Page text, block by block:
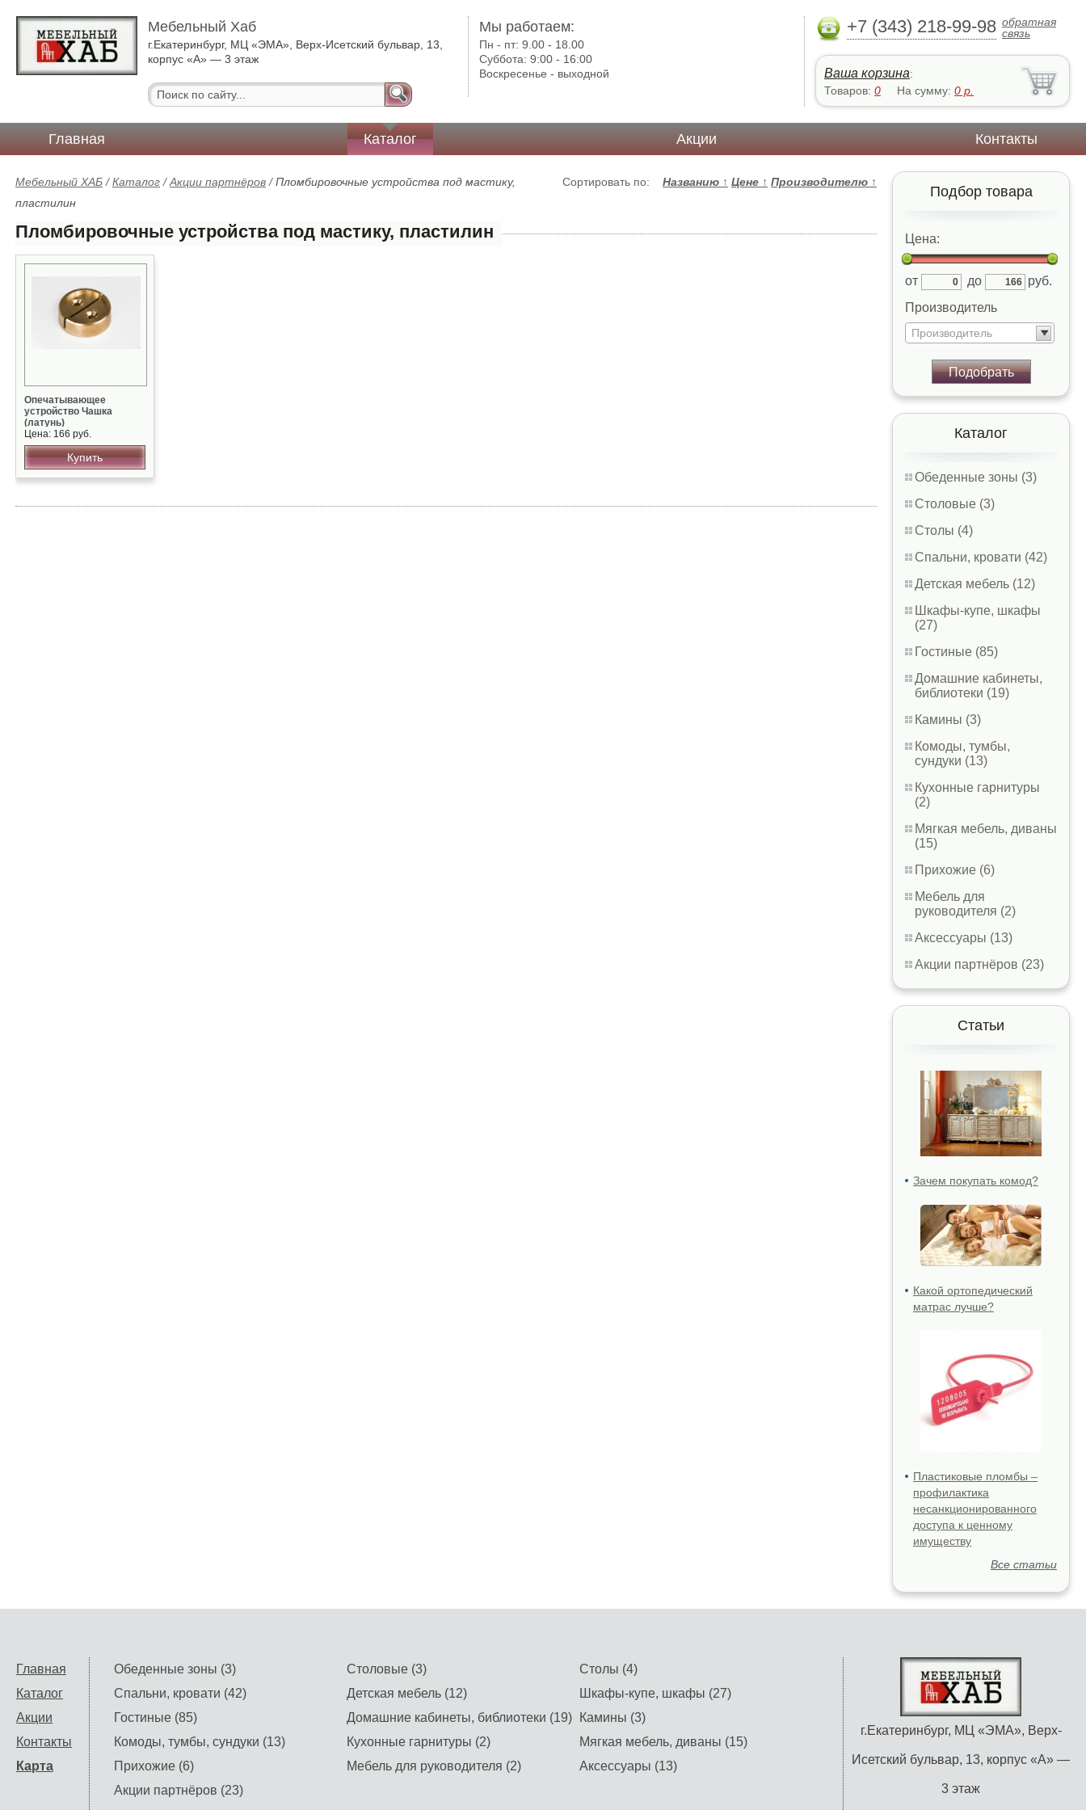
Мебельный Хаб
г.Екатеринбург, МЦ «ЭМА», Верх-Исетский бульвар, 13,
корпус «А» — 3 этаж
Мы работаем:
Пн - пт:9.00 - 18.00
Суббота:9:00 - 16:00
Воскресенье - выходной
+7 (343) 218-99-98 обратная
связь
Ваша корзина:
Товаров: 0 На сумму: 0 р.
Главная Каталог Акции Контакты
Подбор товара
Цена:
от до
руб.
Производитель
Производитель
Подобрать
Каталог
Обеденные зоны (3)
Столовые (3)
Столы (4)
Спальни, кровати (42)
Детская мебель (12)
Шкафы-купе, шкафы
(27)
Гостиные (85)
Домашние кабинеты,
библиотеки (19)
Камины (3)
Комоды, тумбы,
сундуки (13)
Кухонные гарнитуры
(2)
Мягкая мебель, диваны
(15)
Прихожие (6)
Мебель для
руководителя (2)
Аксессуары (13)
Акции партнёров (23)
Статьи
Зачем покупать комод?
Какой ортопедический
матрас лучше?
Пластиковые пломбы –
профилактика
несанкционированного
доступа к ценному
имуществу
Все статьи
Сортировать по: Названию ↑ Цене ↑ Производителю ↑
Мебельный ХАБ /Каталог /Акции партнёров /Пломбировочные устройства под мастику,
пластилин
Пломбировочные устройства под мастику, пластилин
Опечатывающее
устройство Чашка
(латунь)
Цена: 166 руб.
Купить
Главная
Каталог
Акции
Контакты
Карта
г.Екатеринбург, МЦ «ЭМА», Верх-
Исетский бульвар, 13, корпус «А» —
3 этаж
Обеденные зоны (3) Столовые (3)
Столы (4)
Спальни, кровати (42)
Детская мебель (12)
Шкафы-купе, шкафы (27)
Гостиные (85)
Домашние кабинеты, библиотеки (19)
Камины (3)
Комоды, тумбы, сундуки (13)
Кухонные гарнитуры (2)
Мягкая мебель, диваны (15)
Прихожие (6)
Мебель для руководителя (2)
Аксессуары (13)
Акции партнёров (23)